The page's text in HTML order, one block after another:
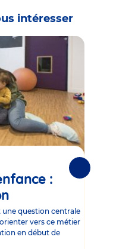
intéresser
:
une question centrale
vers ce métier
en début de